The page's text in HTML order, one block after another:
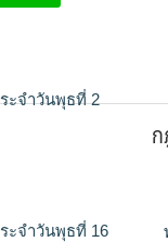
ะจำวันพุธที่ 2
ะจำวันพุธที่ 16